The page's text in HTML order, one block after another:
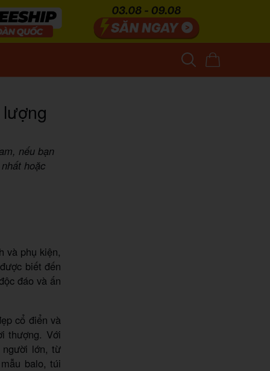
nếu bạn
hoặc
và phụ kiện,
biết đến
đáo và ấn
cổ điển và
thượng. Với
lớn, từ
balo, túi